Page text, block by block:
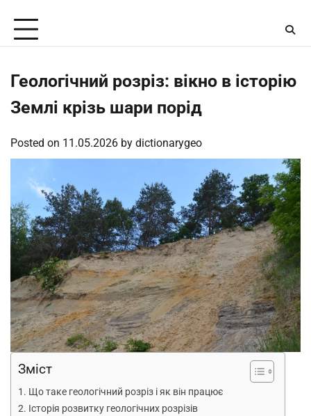
content
Геологічний розріз: вікно в історію
Землі крізь шари порід
Posted on 11.05.2026 by dictionarygeo
Зміст
Що таке геологічний розріз і як він працює
Історія розвитку геологічних розрізів